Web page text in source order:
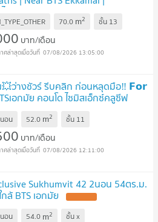
ซมิส เอ็กซ์คลูซีฟ สุขุมวิท 42
70.0 m2 ชั้น 13
บาท/เดือน
07/08/2026 13:05:00
ว่างชัวร์ รีบคลิก ก่อนหลุดมือ‼️ 𝗙𝗼𝗿
เอกมัย คอนโด ไซมิสเอ็กซ์คลูซีฟ
อน 52.0 m2 ชั้น 11
บาท/เดือน
07/08/2026 12:11:00
Sukhumvit 42 2นอน 54ตร.ม.
BTS เอกมัย
อน 54.0 m2 ชั้นx